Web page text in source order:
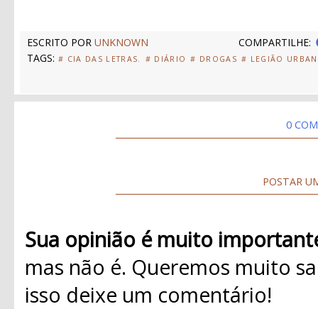
ESCRITO POR UNKNOWN
COMPARTILHE:
TAGS: # CIA DAS LETRAS. # DIÁRIO # DROGAS # LEGIÃO
0
POSTAR
Sua opinião é muito
mas não é. Queremos muito
isso deixe um comentário!